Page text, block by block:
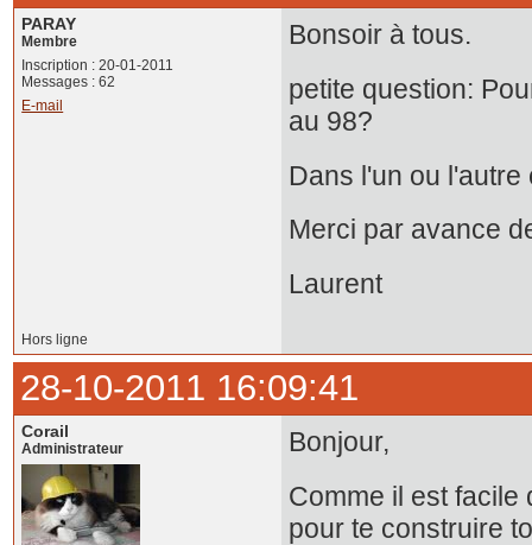
PARAY
Membre
Inscription : 20-01-2011
Messages : 62
E-mail
Bonsoir à tous.
petite question:
au 98?
Dans l'un ou
Merci par avance
Laurent
Hors ligne
28-10-2011 16:09:41
Corail
Administrateur
Bonjour,
Comme il est facile
pour te construire